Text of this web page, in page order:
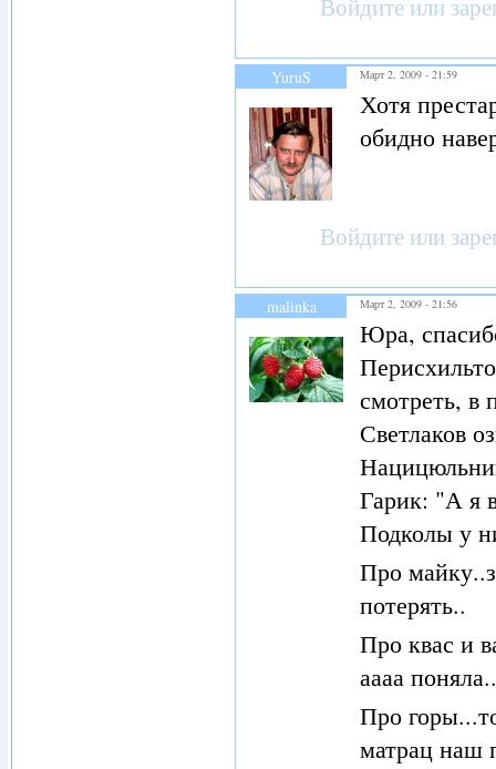
YuruS Март 2, 2009 - 21:59
Хотя
обидно
Войдите или
malinka Март 2, 2009 - 21:56
Юра,
смотреть, в
Светлаков
Гарик: "А я
Подколы у
Про
потерять..
Про квас и
аааа
Про
матрац наш